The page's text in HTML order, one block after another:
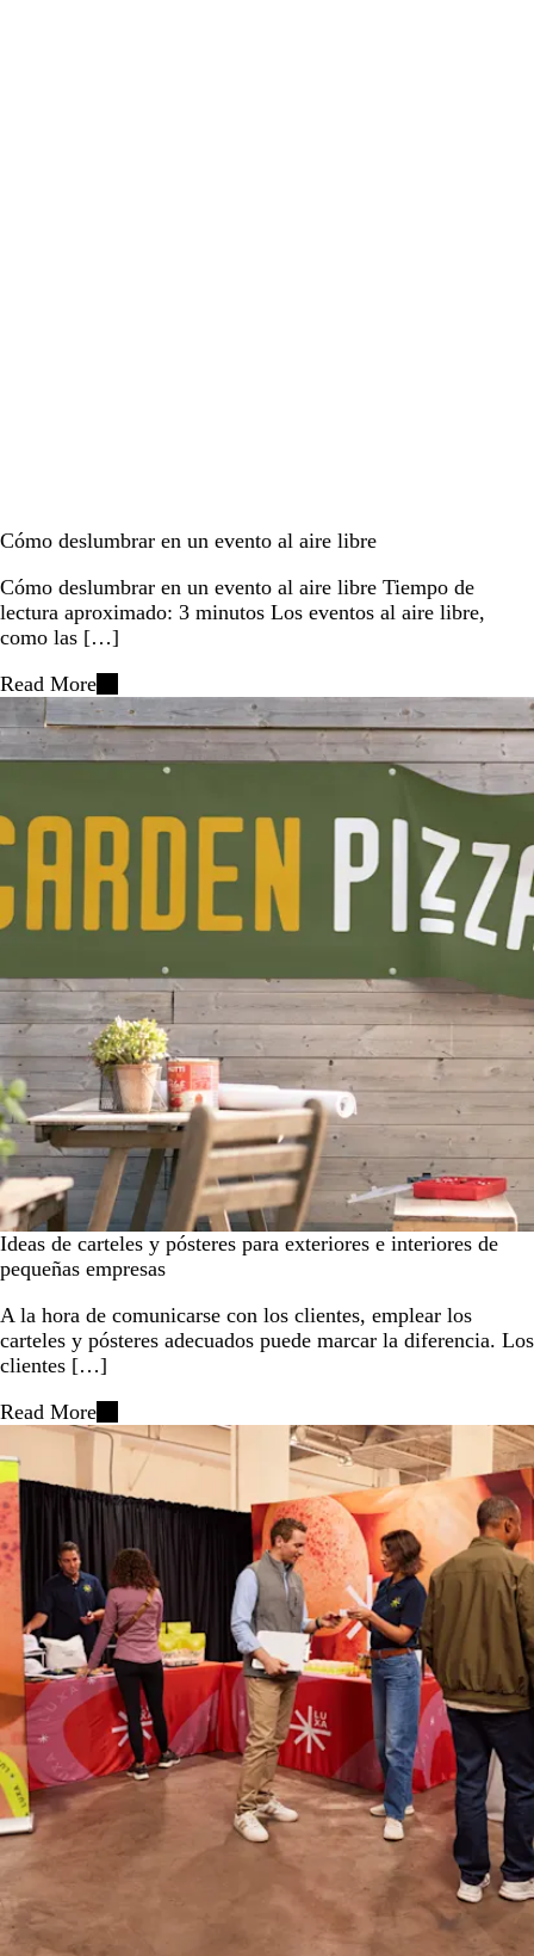
Cómo deslumbrar en un evento al aire libre
Cómo deslumbrar en un evento al aire libre Tiempo de
lectura aproximado: 3 minutos Los eventos al aire libre,
como las […]
Read More
Ideas de carteles y pósteres para exteriores e interiores de
pequeñas empresas
A la hora de comunicarse con los clientes, emplear los
carteles y pósteres adecuados puede marcar la diferencia. Los
clientes […]
Read More